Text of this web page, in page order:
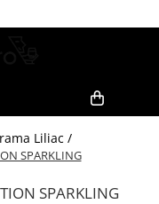
2
Liliac /
SPARKLING
SPARKLING